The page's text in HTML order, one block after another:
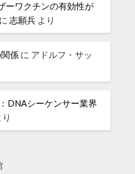
ーワクチンの有効性が
に志願兵 より
係 に アドルフ・サッ
DNAシーケンサー業界
り